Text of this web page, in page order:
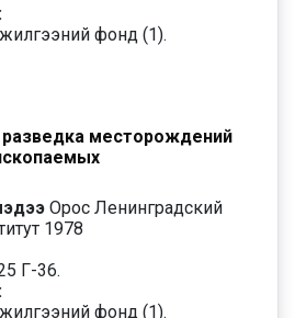
фонд (1).
разведка месторождений
Орос Ленинградский
1978
Г-36.
фонд (1).